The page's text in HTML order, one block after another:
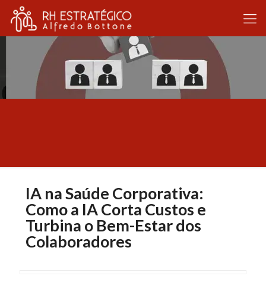
IA na Saúde Corporativa:
Como a IA Corta Custos e
Turbina o Bem-Estar dos
Colaboradores